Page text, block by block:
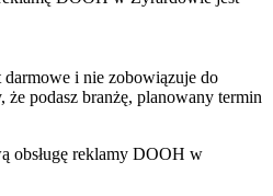
i nie zobowiązuje do
podasz branżę, planowany termin
obsługę reklamy DOOH w